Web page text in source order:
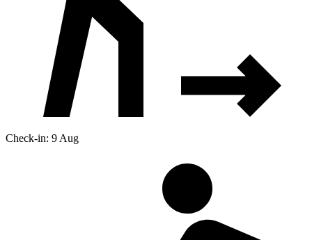
Check-in: 9 Aug